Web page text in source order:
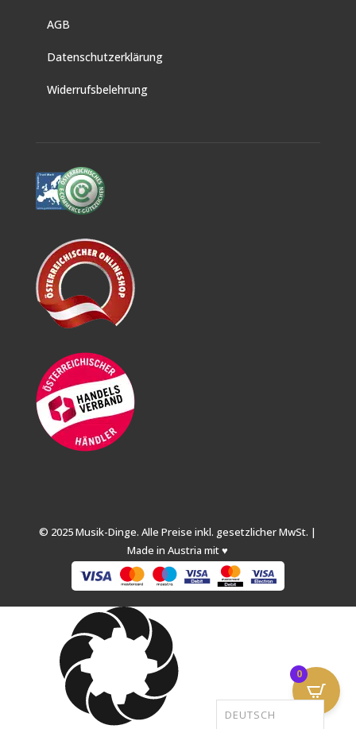
AGB
Datenschutzerklärung
Widerrufsbelehrung
© 2025 Musik-Dinge. Alle Preise inkl. gesetzlicher MwSt. |
Made in Austria mit ♥
0
DEUTSCH